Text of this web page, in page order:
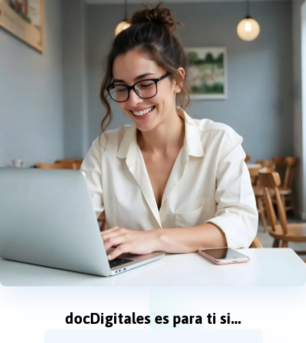
docDigitales es para ti si...